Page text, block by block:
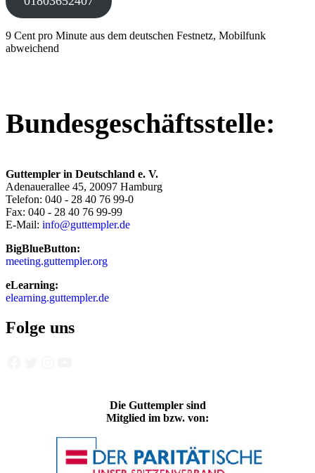
9 Cent pro Minute aus dem deutschen Festnetz, Mobilfunk
abweichend
Bundesgeschäftsstelle:
Guttempler in Deutschland e. V.
Adenauerallee 45, 20097 Hamburg
Telefon: 040 - 28 40 76 99-0
Fax: 040 - 28 40 76 99-99
E-Mail: info@guttempler.de
BigBlueButton:
meeting.guttempler.org
eLearning:
elearning.guttempler.de
Folge uns
Die Guttempler sind
Mitglied im bzw. von: